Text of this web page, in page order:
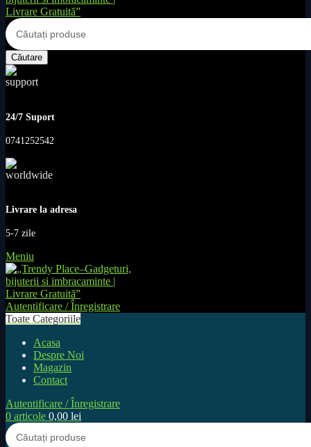
Căutare
24/7 Suport
0741252542
Livrare la adresa
5-7 zile
Meniu
Autentificare / Înregistrare
Toate Categoriile
Acasa
Despre Noi
Magazin
Contact
Autentificare / Înregistrare
0 articole 0,00 lei